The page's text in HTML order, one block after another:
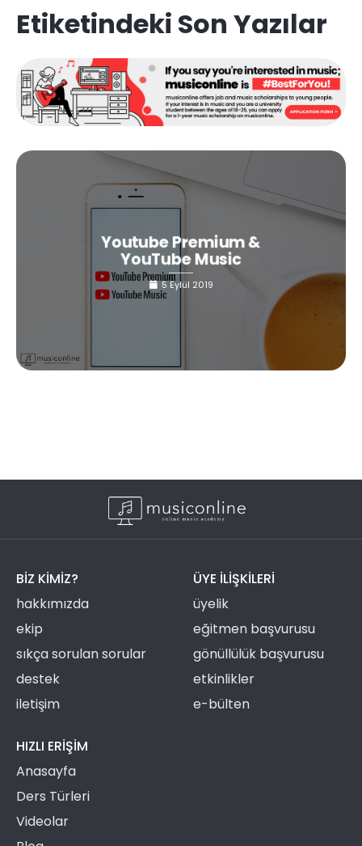
Etiketindeki Son Yazılar
Youtube Premium &
YouTube Music
5 Eylül 2019
BIZ KIMIZ?
hakkımızda
ekip
sıkça sorulan sorular
destek
iletişim
ÜYE ILIŞKILERI
üyelik
eğitmen başvurusu
gönüllülük başvurusu
etkinlikler
e-bülten
HIZLI ERIŞIM
Anasayfa
Ders Türleri
Videolar